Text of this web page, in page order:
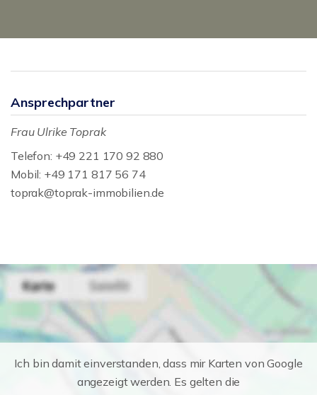
Ansprechpartner
Frau Ulrike Toprak
Telefon: +49 221 170 92 880
Mobil: +49 171 817 56 74
toprak@toprak-immobilien.de
Ich bin damit einverstanden, dass mir Karten von Google
angezeigt werden. Es gelten die